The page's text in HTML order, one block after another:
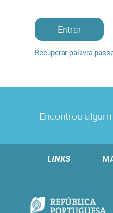
Entrar
Recuperar palavra-
Encontrou
LINKS